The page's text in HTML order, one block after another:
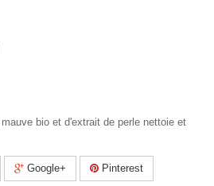
bio et d'extrait de perle nettoie et
Google+ Pinterest